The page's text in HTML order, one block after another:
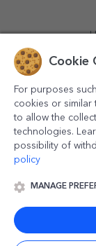
powered
© 2016-2026
Cookie
For purposes
cookies or similar
to allow the
technologies.
possibility of
policy
MANAGE